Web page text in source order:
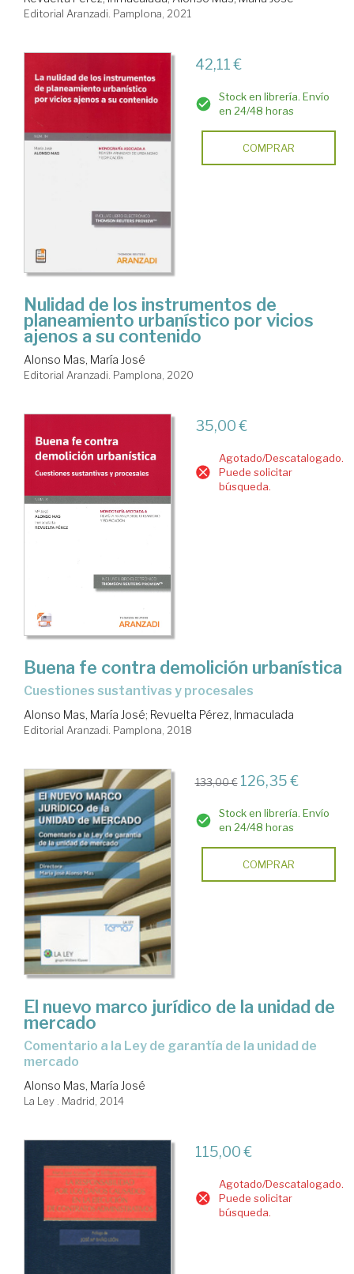
Editorial Aranzadi. Pamplona, 2021
42,11 €
Stock en librería. Envío
en 24/48 horas
COMPRAR
Nulidad de los instrumentos de
planeamiento urbanístico por vicios
ajenos a su contenido
Alonso Mas, María José
Editorial Aranzadi. Pamplona, 2020
35,00 €
Agotado/Descatalogado.
Puede solicitar
búsqueda.
Buena fe contra demolición urbanística
cuestiones sustantivas y procesales
Alonso Mas, María José; Revuelta Pérez, Inmaculada
Editorial Aranzadi. Pamplona, 2018
133,00 € 126,35 €
Stock en librería. Envío
en 24/48 horas
COMPRAR
El nuevo marco jurídico de la unidad de
mercado
comentario a la Ley de garantía de la unidad de
mercado
Alonso Mas, María José
La Ley . Madrid, 2014
115,00 €
Agotado/Descatalogado.
Puede solicitar
búsqueda.